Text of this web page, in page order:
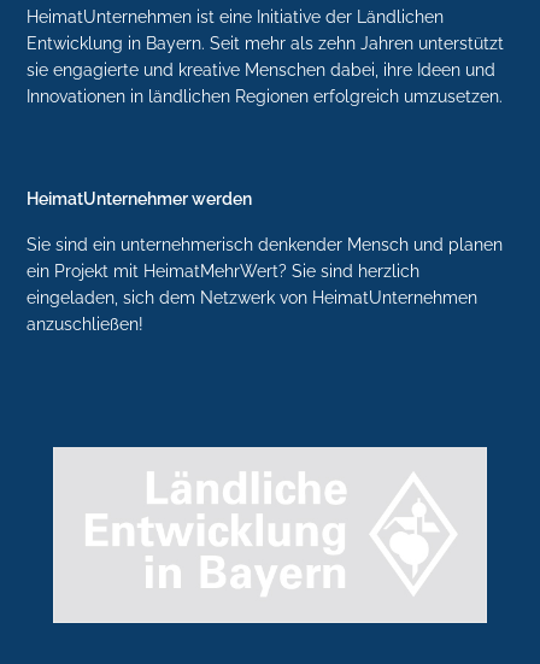
HeimatUnternehmen ist eine Initiative der Ländlichen
Entwicklung in Bayern. Seit mehr als zehn Jahren unterstützt
sie engagierte und kreative Menschen dabei, ihre Ideen und
Innovationen in ländlichen Regionen erfolgreich umzusetzen.
HeimatUnternehmer werden
Sie sind ein unternehmerisch denkender Mensch und planen
ein Projekt mit HeimatMehrWert? Sie sind herzlich
eingeladen, sich dem Netzwerk von HeimatUnternehmen
anzuschließen!